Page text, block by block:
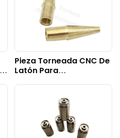
Pieza Torneada CNC De
Latón Para
Bolígrafo